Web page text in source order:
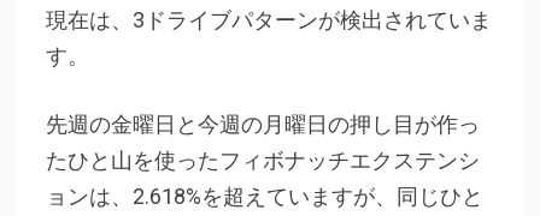
現在は、3ドライブパターンが検出されていま
す。
先週の金曜日と今週の月曜日の押し目が作っ
たひと山を使ったフィボナッチエクステンシ
ョンは、2.618%を超えていますが、同じひと